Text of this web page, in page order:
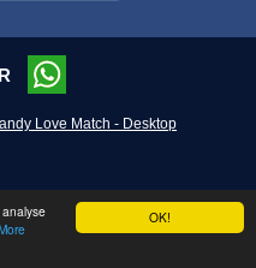
OK!
Love Match - Desktop